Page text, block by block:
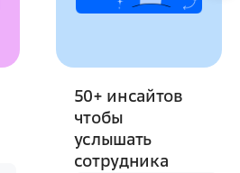
50+ инсайтов
чтобы
услышать
сотрудника